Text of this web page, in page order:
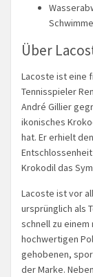
Über
Lacoste ist eine
Tennisspieler
André Gillier
ikonisches
hat. Er erhielt
Krokodil das
Lacoste ist vor
ursprünglich als
schnell zu
hochwertigen
gehobenen,
der Marke.